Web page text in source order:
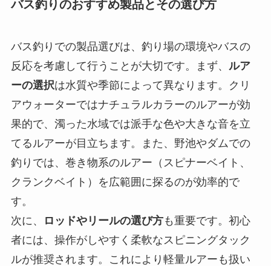
バス釣りのおすすめ製品とその選び方
バス釣りでの製品選びは、釣り場の環境やバスの
反応を考慮して行うことが大切です。まず、 ルア
ーの選択は水質や季節によって異なります。クリ
アウォーターではナチュラルカラーのルアーが効
果的で、濁った水域では派手な色や大きな音を立
てるルアーが目立ちます。また、野池やダムでの
釣りでは、巻き物系のルアー（スピナーベイト、
クランクベイト）を広範囲に探るのが効率的で
す。
次に、
ロッドやリールの選び方も重要です。初心
者には、操作がしやすく柔軟なスピニングタック
ルが推奨されます。これにより軽量ルアーも扱い